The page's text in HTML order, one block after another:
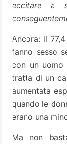
eccitare a
Ancora: il
fanno sesso
con un uomo
tratta di un
aumentata
quando le
erano una
Ma non